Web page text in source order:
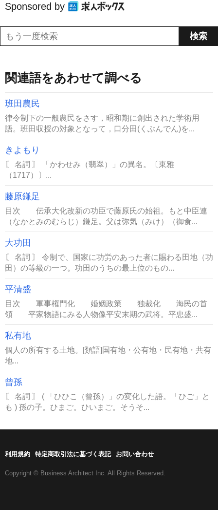
Sponsored by
関連語をあわせて調べる
班田農民
律令制下の一般農民をさす，昭和期に創出された学術用
語。班田収授の対象となって，口分田(くぶんでん)を...
きよもり
〘 名詞 〙 「かわせみ（翡翠）」の異名。〔東雅
（1717）〕...
藤原鎌足
目次 伝承大化改新の功臣で藤原氏の始祖。もと中臣連
（なかとみのむらじ）鎌足。父は弥気（みけ）（御食...
大功田
〘 名詞 〙 令制で、国家に功労のあった者に賜わる田地（功
田）の等級の一つ。功田のうちの最上位のもの...
平清盛
目次 軍事権門化 婚姻政策 独裁化 海民の首
領 平家物語にみる人物像平安末期の武将。平忠盛...
私有地
個人の所有する土地。[類語]国有地・公有地・民有地・共有
地...
曾孫
〘 名詞 〙 ( 「ひひこ（曾孫）」の変化した語。「ひご」と
も ) 孫の子。ひまご。ひいまご。そうそ...
利用規約 特定商取引法に基づく表記 お問い合わせ
Copyright © Business Architect Inc. All Rights Reserved.